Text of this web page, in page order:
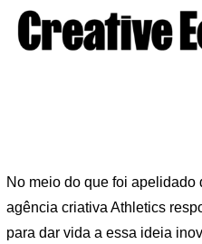
No meio do que foi apelidado
agência criativa Athletics
para dar vida a essa ideia